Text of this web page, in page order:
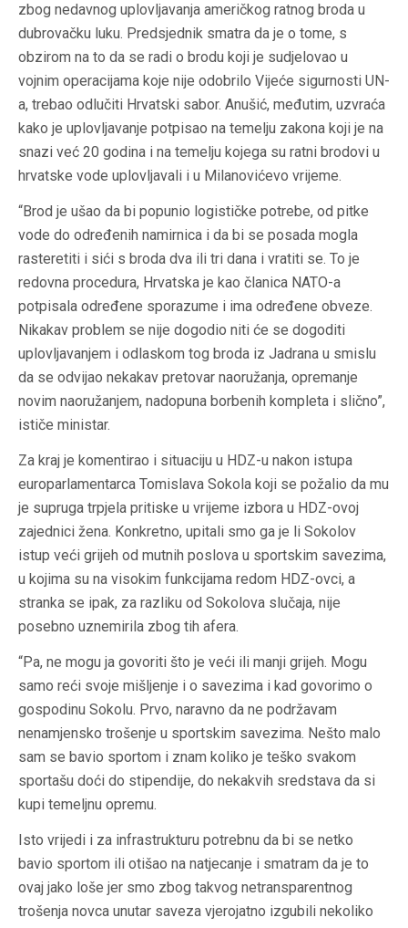
zbog nedavnog uplovljavanja američkog ratnog broda u
dubrovačku luku. Predsjednik smatra da je o tome, s
obzirom na to da se radi o brodu koji je sudjelovao u
vojnim operacijama koje nije odobrilo Vijeće sigurnosti UN-
a, trebao odlučiti Hrvatski sabor. Anušić, međutim, uzvraća
kako je uplovljavanje potpisao na temelju zakona koji je na
snazi već 20 godina i na temelju kojega su ratni brodovi u
hrvatske vode uplovljavali i u Milanovićevo vrijeme.
“Brod je ušao da bi popunio logističke potrebe, od pitke
vode do određenih namirnica i da bi se posada mogla
rasteretiti i sići s broda dva ili tri dana i vratiti se. To je
redovna procedura, Hrvatska je kao članica NATO-a
potpisala određene sporazume i ima određene obveze.
Nikakav problem se nije dogodio niti će se dogoditi
uplovljavanjem i odlaskom tog broda iz Jadrana u smislu
da se odvijao nekakav pretovar naoružanja, opremanje
novim naoružanjem, nadopuna borbenih kompleta i slično”,
ističe ministar.
Za kraj je komentirao i situaciju u HDZ-u nakon istupa
europarlamentarca Tomislava Sokola koji se požalio da mu
je supruga trpjela pritiske u vrijeme izbora u HDZ-ovoj
zajednici žena. Konkretno, upitali smo ga je li Sokolov
istup veći grijeh od mutnih poslova u sportskim savezima,
u kojima su na visokim funkcijama redom HDZ-ovci, a
stranka se ipak, za razliku od Sokolova slučaja, nije
posebno uznemirila zbog tih afera.
“Pa, ne mogu ja govoriti što je veći ili manji grijeh. Mogu
samo reći svoje mišljenje i o savezima i kad govorimo o
gospodinu Sokolu. Prvo, naravno da ne podržavam
nenamjensko trošenje u sportskim savezima. Nešto malo
sam se bavio sportom i znam koliko je teško svakom
sportašu doći do stipendije, do nekakvih sredstava da si
kupi temeljnu opremu.
Isto vrijedi i za infrastrukturu potrebnu da bi se netko
bavio sportom ili otišao na natjecanje i smatram da je to
ovaj jako loše jer smo zbog takvog netransparentnog
trošenja novca unutar saveza vjerojatno izgubili nekoliko